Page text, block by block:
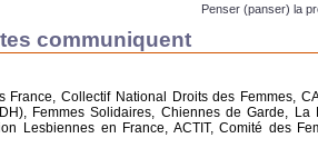
Penser (panser) la
communiquent
Collectif National Droits des Femmes,
Femmes Solidaires, Chiennes de Garde, La
Lesbiennes en France, ACTIT, Comité des